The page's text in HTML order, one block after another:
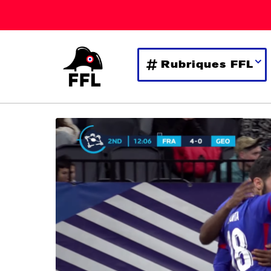
Rubriques FFL